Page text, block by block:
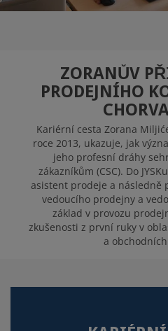
PRACOVIŠTĚ
VOLNÁ MÍSTA
ZORANŮV
PRODEJNÍHO
Kariérní cesta Zorana
roce 2013, ukazuje, jak
jeho profesní dráhy
zákazníkům (CSC). Do
asistent prodeje a následně
vedoucího prodejny a
základ v provozu
zkušenosti z první ruky v
a